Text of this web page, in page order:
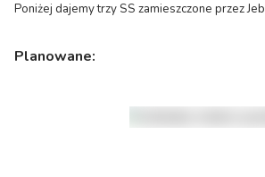
Poniżej dajemy trzy SS zamieszczone przez
Planowane: